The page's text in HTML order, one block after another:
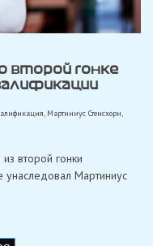
второй гонке
, Мартиниус Стенсхорн
второй гонки
Мартиниус